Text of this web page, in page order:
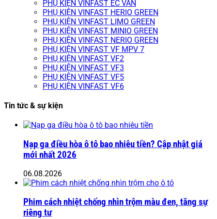
PHỤ KIỆN VINFAST EC VAN
PHỤ KIỆN VINFAST HERIO GREEN
PHỤ KIỆN VINFAST LIMO GREEN
PHỤ KIỆN VINFAST MINIO GREEN
PHỤ KIỆN VINFAST NERIO GREEN
PHỤ KIỆN VINFAST VF MPV 7
PHỤ KIỆN VINFAST VF2
PHỤ KIỆN VINFAST VF3
PHỤ KIỆN VINFAST VF5
PHỤ KIỆN VINFAST VF6
Tin tức & sự kiện
Nạp ga điều hòa ô tô bao nhiêu tiền? Cập nhật giá
mới nhất 2026
06.08.2026
Phim cách nhiệt chống nhìn trộm màu đen, tăng sự
riêng tư